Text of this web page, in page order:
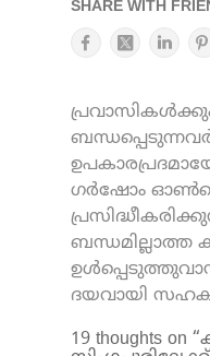
SHARE WITH
ഗർഷോം
ബന്ധമില്ലാത്ത
ദയവായി
19 thoughts on